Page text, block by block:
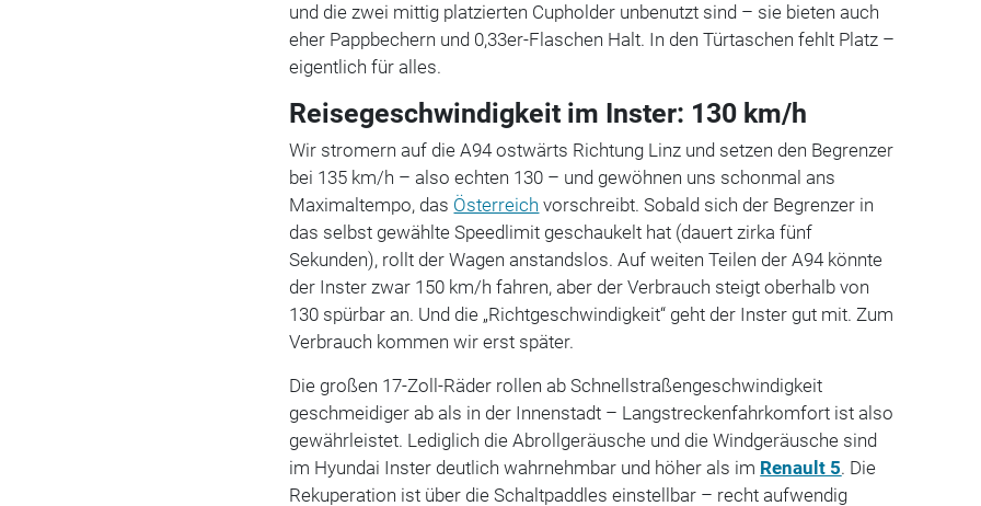
und die zwei mittig platzierten Cupholder unbenutzt sind – sie bieten auch
eher Pappbechern und 0,33er-Flaschen Halt. In den Türtaschen fehlt Platz –
eigentlich für alles.
Reisegeschwindigkeit im Inster: 130 km/h
Wir stromern auf die A94 ostwärts Richtung Linz und setzen den Begrenzer
bei 135 km/h – also echten 130 – und gewöhnen uns schonmal ans
Maximaltempo, das Österreich vorschreibt. Sobald sich der Begrenzer in
das selbst gewählte Speedlimit geschaukelt hat (dauert zirka fünf
Sekunden), rollt der Wagen anstandslos. Auf weiten Teilen der A94 könnte
der Inster zwar 150 km/h fahren, aber der Verbrauch steigt oberhalb von
130 spürbar an. Und die „Richtgeschwindigkeit“ geht der Inster gut mit. Zum
Verbrauch kommen wir erst später.
Die großen 17-Zoll-Räder rollen ab Schnellstraßengeschwindigkeit
geschmeidiger ab als in der Innenstadt – Langstreckenfahrkomfort ist also
gewährleistet. Lediglich die Abrollgeräusche und die Windgeräusche sind
im Hyundai Inster deutlich wahrnehmbar und höher als im Renault 5. Die
Rekuperation ist über die Schaltpaddles einstellbar – recht aufwendig